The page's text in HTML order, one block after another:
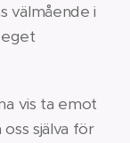
välmående i
vis ta emot
själva för